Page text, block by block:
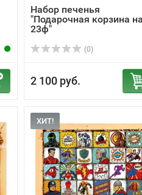
Набор печенья
"Подарочная корзина
23ф"
(0)
2 100 руб.
ХИТ!